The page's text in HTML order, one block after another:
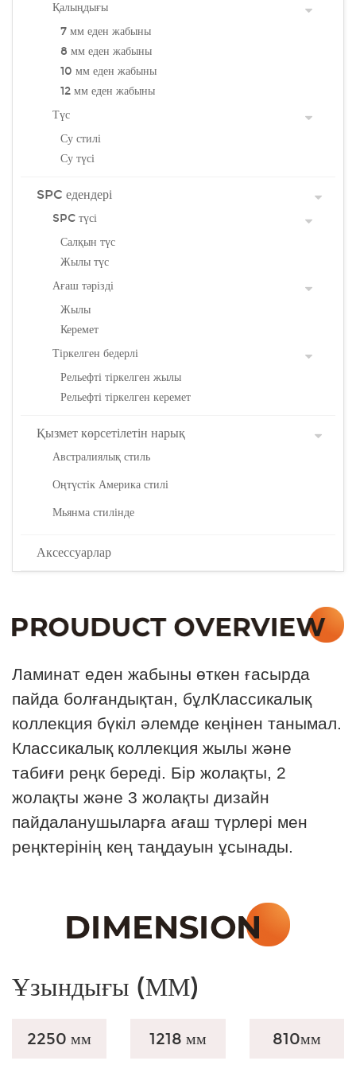
Қалыңдығы
7 мм еден жабыны
8 мм еден жабыны
10 мм еден жабыны
12 мм еден жабыны
Түс
Су стилі
Су түсі
SPC едендері
SPC түсі
Салқын түс
Жылы түс
Ағаш тәрізді
Жылы
Керемет
Тіркелген бедерлі
Рельефті тіркелген жылы
Рельефті тіркелген керемет
Қызмет көрсетілетін нарық
Австралиялық стиль
Оңтүстік Америка стилі
Мьянма стилінде
Аксессуарлар
Ламинат еден жабыны өткен ғасырда
пайда болғандықтан, бұлКлассикалық
коллекция бүкіл әлемде кеңінен танымал.
Классикалық коллекция жылы және
табиғи реңк береді. Бір жолақты, 2
жолақты және 3 жолақты дизайн
пайдаланушыларға ағаш түрлері мен
реңктерінің кең таңдауын ұсынады.
Ұзындығы (ММ)
2250 мм 1218 мм 810мм